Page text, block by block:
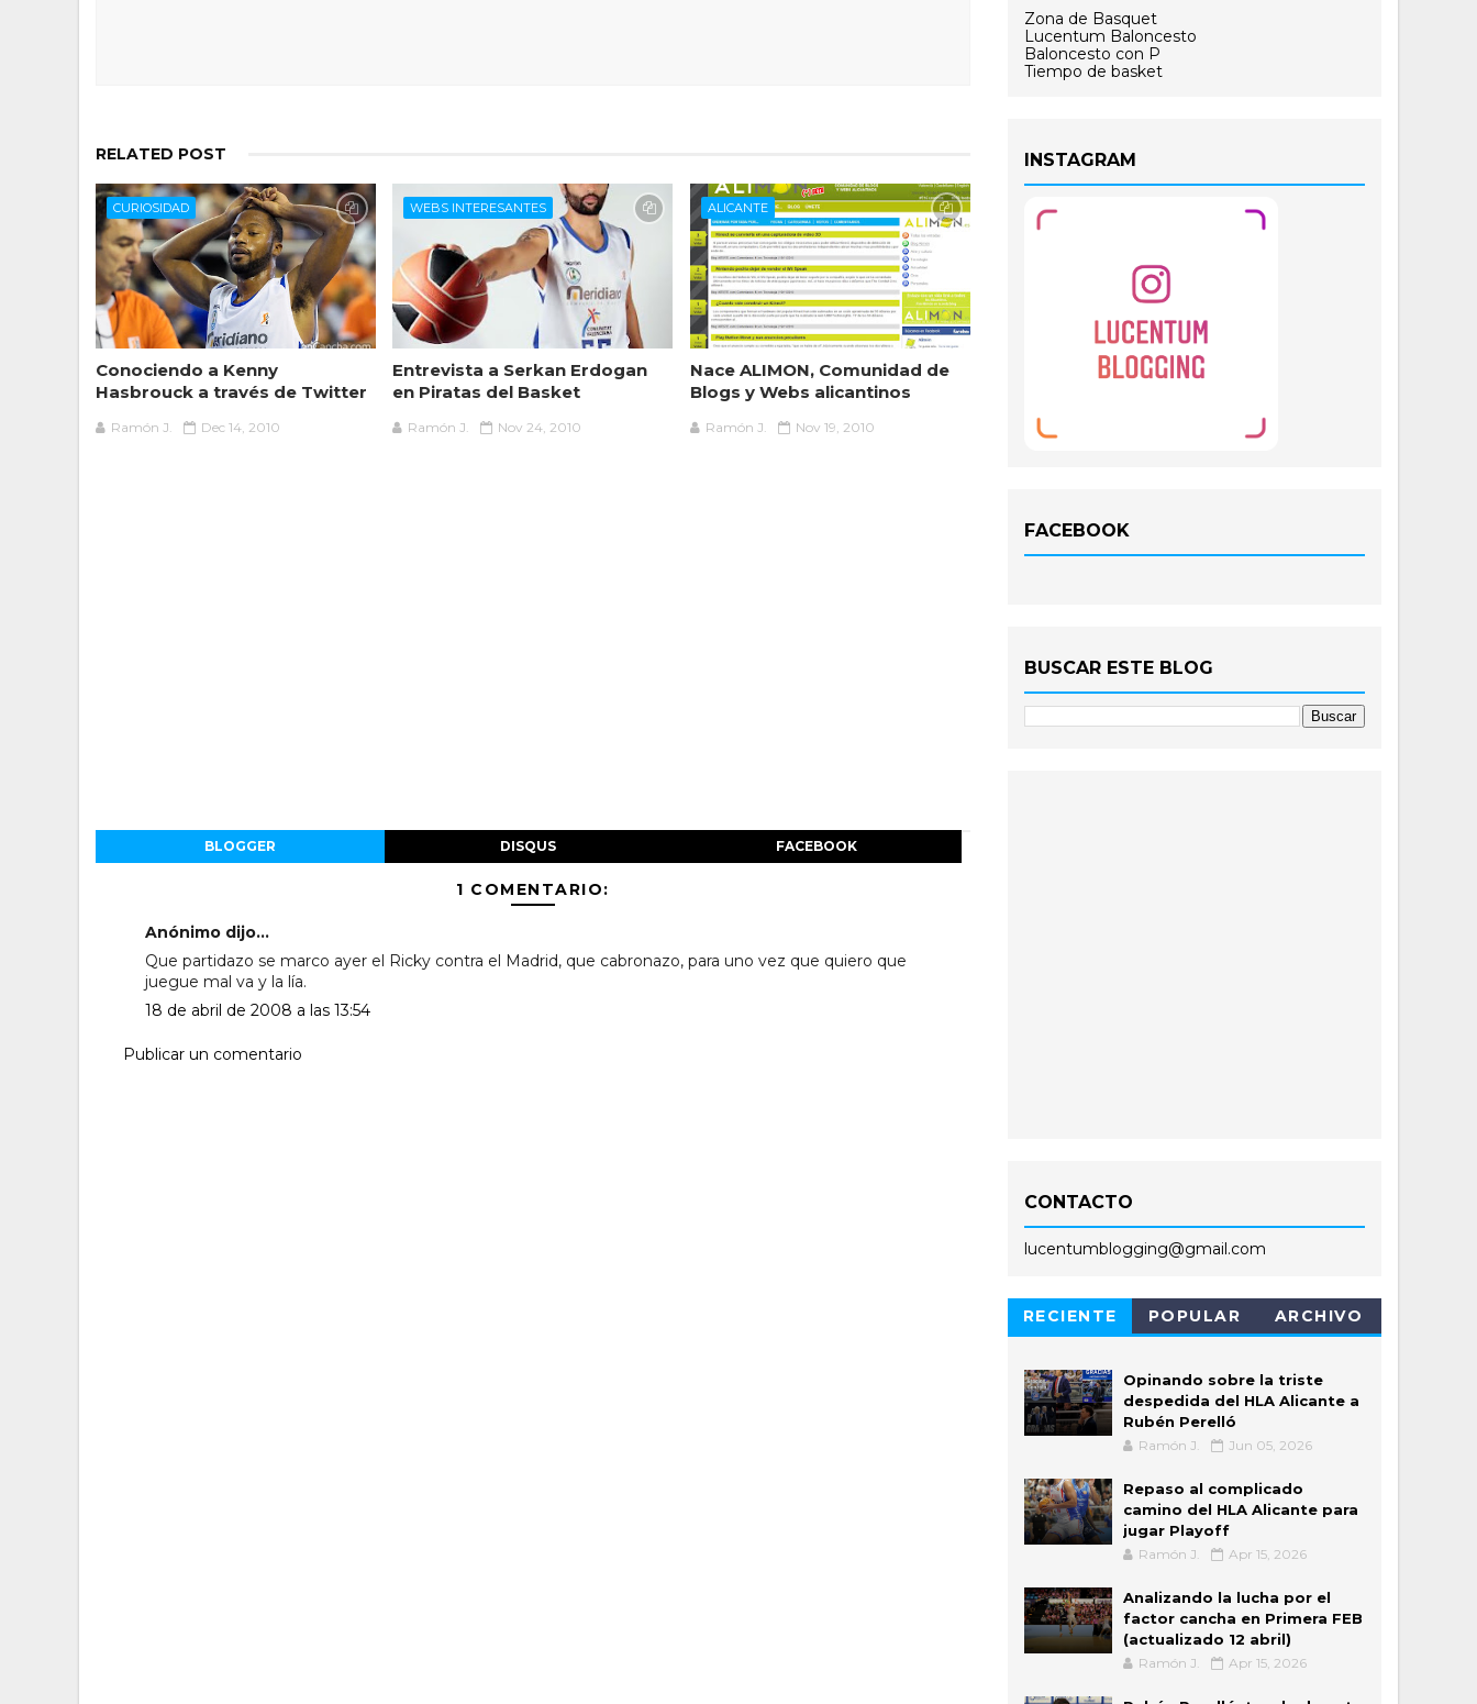
RELATED POST
CURIOSIDAD
Conociendo a Kenny
Hasbrouck a través de Twitter
Ramón J. Dec 14, 2010
WEBS INTERESANTES
Entrevista a Serkan Erdogan
en Piratas del Basket
Ramón J. Nov 24, 2010
ALICANTE
Nace ALIMON, Comunidad de
Blogs y Webs alicantinos
Ramón J. Nov 19, 2010
BLOGGER DISQUS FACEBOOK
1 COMENTARIO:
Anónimo dijo...
Que partidazo se marco ayer el Ricky contra el Madrid, que cabronazo, para uno vez que quiero que
juegue mal va y la lía.
18 de abril de 2008 a las 13:54
Publicar un comentario
Zona de Basquet
Lucentum Baloncesto
Baloncesto con P
Tiempo de basket
INSTAGRAM
FACEBOOK
BUSCAR ESTE BLOG
CONTACTO
lucentumblogging@gmail.com
RECIENTE POPULAR ARCHIVO
Opinando sobre la triste
despedida del HLA Alicante a
Rubén Perelló
Ramón J. Jun 05, 2026
Repaso al complicado
camino del HLA Alicante para
jugar Playoff
Ramón J. Apr 15, 2026
Analizando la lucha por el
factor cancha en Primera FEB
(actualizado 12 abril)
Ramón J. Apr 15, 2026